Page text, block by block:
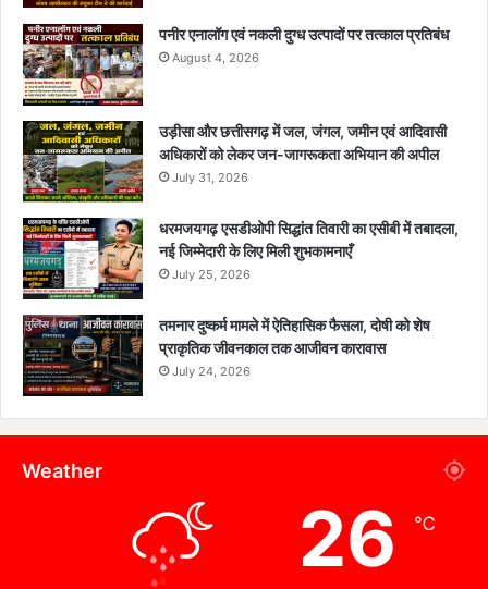
पनीर एनालॉग एवं नकली दुग्ध उत्पादों पर तत्काल प्रतिबंध
August 4, 2026
उड़ीसा और छत्तीसगढ़ में जल, जंगल, जमीन एवं आदिवासी
अधिकारों को लेकर जन-जागरूकता अभियान की अपील
July 31, 2026
धरमजयगढ़ एसडीओपी सिद्धांत तिवारी का एसीबी में तबादला,
नई जिम्मेदारी के लिए मिली शुभकामनाएँ
July 25, 2026
तमनार दुष्कर्म मामले में ऐतिहासिक फैसला, दोषी को शेष
प्राकृतिक जीवनकाल तक आजीवन कारावास
July 24, 2026
Weather
26 ℃